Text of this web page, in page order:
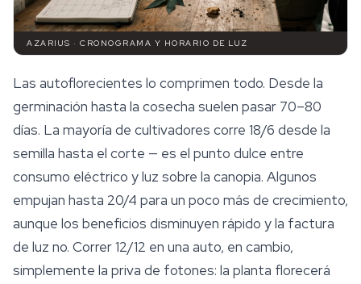
AZARIUS · CRONOGRAMA Y HORARIO DE LUZ
Las autoflorecientes lo comprimen todo. Desde la
germinación hasta la cosecha suelen pasar 70–80
días. La mayoría de cultivadores corre 18/6 desde la
semilla hasta el corte — es el punto dulce entre
consumo eléctrico y luz sobre la canopia. Algunos
empujan hasta 20/4 para un poco más de crecimiento,
aunque los beneficios disminuyen rápido y la factura
de luz no. Correr 12/12 en una auto, en cambio,
simplemente la priva de fotones: la planta florecerá